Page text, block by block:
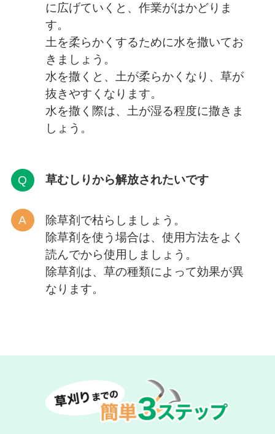
に広げていくと、作業がはかどりま
す。
土を柔らかくするために水を撒いてお
きましょう。
水を撒くと、土が柔らかくなり、草が
抜きやすくなります。
水を撒く際は、土が湿る程度に撒きま
しょう。
草むしりから解放されたいです
除草剤で枯らしましょう。
除草剤を使う場合は、使用方法をよく
読んでから使用しましょう。
除草剤は、草の種類によって効果が異
なります。